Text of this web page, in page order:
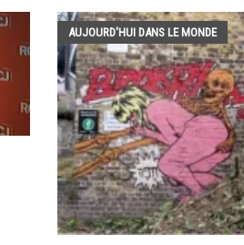
AUJOURD'HUI DANS LE MONDE